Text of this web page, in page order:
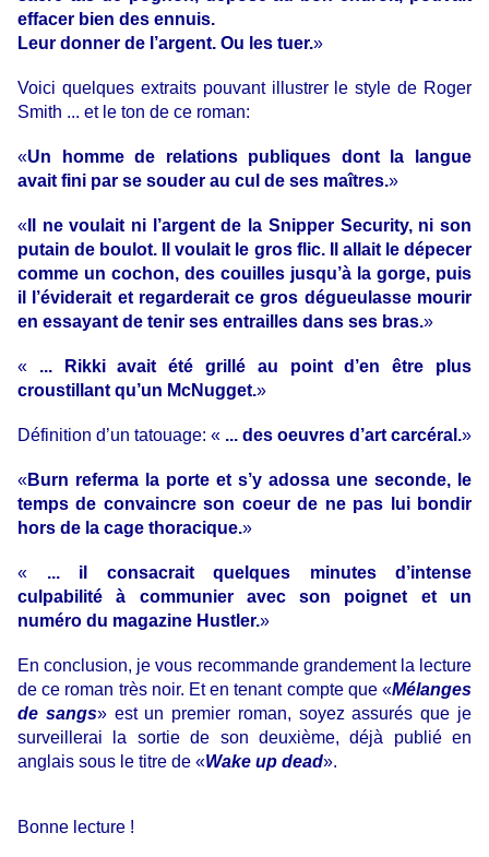
effacer bien des ennuis.
Leur donner de l’argent. Ou les tuer.»
Voici quelques extraits pouvant illustrer le style de Roger
Smith ... et le ton de ce roman:
«Un homme de relations publiques dont la langue
avait fini par se souder au cul de ses maîtres.»
« Il ne voulait ni l’argent de la Snipper Security, ni son
putain de boulot. Il voulait le gros flic. Il allait le dépecer
comme un cochon, des couilles jusqu’à la gorge, puis
il l’éviderait et regarderait ce gros dégueulasse mourir
en essayant de tenir ses entrailles dans ses bras.»
« ... Rikki avait été grillé au point d’en être plus
croustillant qu’un McNugget.»
Définition d’un tatouage: « ... des oeuvres d’art carcéral.»
«Burn referma la porte et s’y adossa une seconde, le
temps de convaincre son coeur de ne pas lui bondir
hors de la cage thoracique.»
« ... il consacrait quelques minutes d’intense
culpabilité à communier avec son poignet et un
numéro du magazine Hustler.»
En conclusion, je vous recommande grandement la lecture
de ce roman très noir. Et en tenant compte que «Mélanges
de sangs» est un premier roman, soyez assurés que je
surveillerai la sortie de son deuxième, déjà publié en
anglais sous le titre de «Wake up dead».
Bonne lecture !